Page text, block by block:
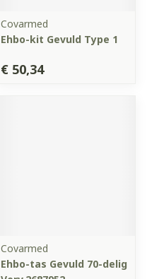
Covarmed
Ehbo-kit Gevuld Type 1
€ 50,34
Covarmed
Ehbo-tas Gevuld 70-delig